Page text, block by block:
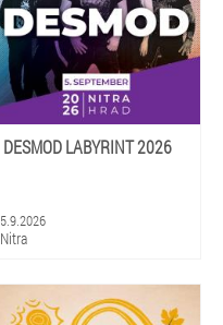
DESMOD LABYRINT 2026
5.9.2026
Nitra